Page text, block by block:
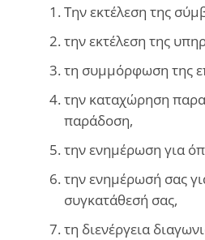
Την εκτέλεση της
την εκτέλεση της
τη συμμόρφωση της
την καταχώρηση
παράδοση,
την ενημέρωση για
την ενημέρωσή σας
συγκατάθεσή σας,
τη διενέργεια